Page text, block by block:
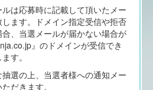
ルは応募時に記載して頂いたメー
ます。ドメイン指定受信や拒否
、当選メールが届かない場合が
』のドメインが受信でき
す。
抽選の上、当選者様への通知メー
だきます。